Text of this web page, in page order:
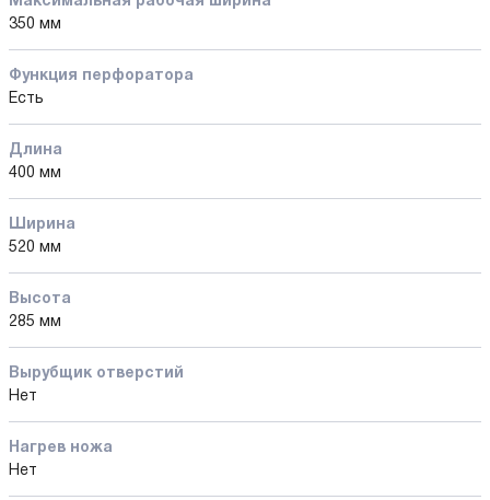
350 мм
Функция перфоратора
Есть
Длина
400 мм
Ширина
520 мм
Высота
285 мм
Вырубщик отверстий
Нет
Нагрев ножа
Нет